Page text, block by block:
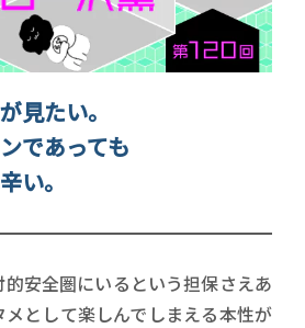
見たい。
であっても
い。
安全圏にいるという担保さえあ
として楽しんでしまえる本性が